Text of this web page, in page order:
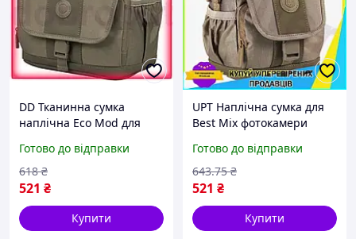
DD Тканинна сумка
наплічна Eco Mod для
бежева для цифрової
дзеркальної фотокамери
Dobro-A
Готово до відправки
521 ₴
618 ₴
Купити
UPT Наплічна сумка для
Best Mix фотокамери
через плече для
цифрової дзеркальної
UPT66-B
Готово до відправки
521 ₴
643.75 ₴
Купити